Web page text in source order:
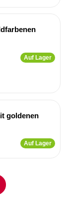
Auf Lager
goldenen
Auf Lager